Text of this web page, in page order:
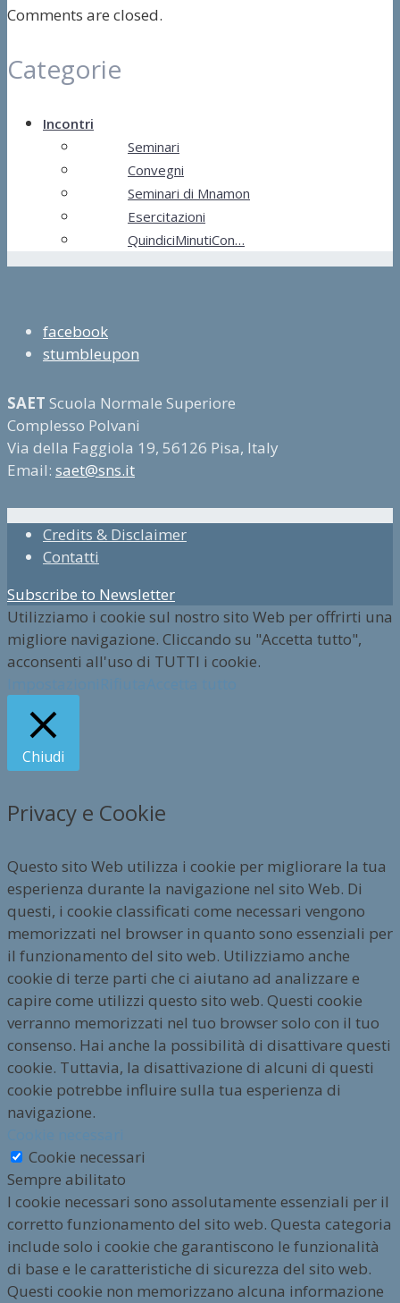
Comments are closed.
Categorie
Incontri
Seminari
Convegni
Seminari di Mnamon
Esercitazioni
QuindiciMinutiCon…
facebook
stumbleupon
SAET Scuola Normale Superiore
Complesso Polvani
Via della Faggiola 19, 56126 Pisa, Italy
Email: saet@sns.it
Credits & Disclaimer
Contatti
Subscribe to Newsletter
Utilizziamo i cookie sul nostro sito Web per offrirti una
migliore navigazione. Cliccando su "Accetta tutto",
acconsenti all'uso di TUTTI i cookie.
Chiudi
Privacy e Cookie
Questo sito Web utilizza i cookie per migliorare la tua
esperienza durante la navigazione nel sito Web. Di
questi, i cookie classificati come necessari vengono
memorizzati nel browser in quanto sono essenziali per
il funzionamento del sito web. Utilizziamo anche
cookie di terze parti che ci aiutano ad analizzare e
capire come utilizzi questo sito web. Questi cookie
verranno memorizzati nel tuo browser solo con il tuo
consenso. Hai anche la possibilità di disattivare questi
cookie. Tuttavia, la disattivazione di alcuni di questi
cookie potrebbe influire sulla tua esperienza di
navigazione.
Cookie necessari
Sempre abilitato
I cookie necessari sono assolutamente essenziali per il
corretto funzionamento del sito web. Questa categoria
include solo i cookie che garantiscono le funzionalità
di base e le caratteristiche di sicurezza del sito web.
Questi cookie non memorizzano alcuna informazione